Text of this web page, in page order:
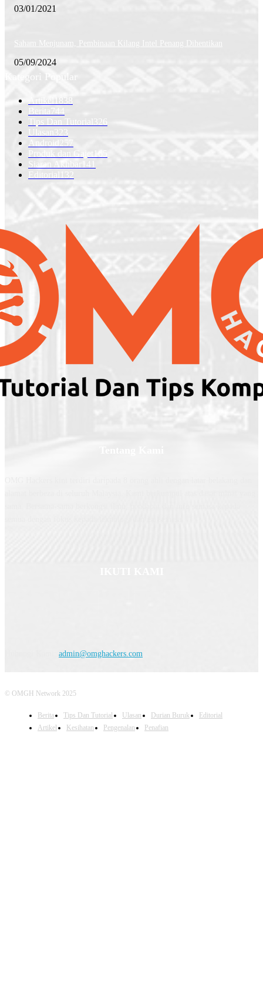
03/01/2021
Saham Menjunam, Pembinaan Kilang Intel Penang Dihentikan
05/09/2024
Kategori Popular
Berita744
Tips Dan Tutorial
326
Ulasan
323
Android
257
Produk dan Gajet 165
Siaran Akhbar
141
Editorial
admin@omghackers.com
© OMGH Network 2025
Berita Tips Dan Tutorial Ulasan Durian Buruk
Editorial
Artikel
Kesihatan Pengenalan Penafian